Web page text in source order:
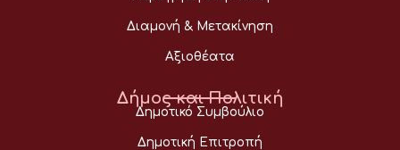
Διαμονή & Μετακίνηση
Αξιοθέατα
Δήμος και Πολιτική
Δημοτικό Συμβούλιο
Δημοτική Επιτροπή